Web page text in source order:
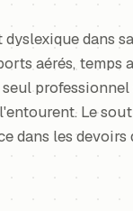
dyslexique dans
aérés, temps
Le
dans les